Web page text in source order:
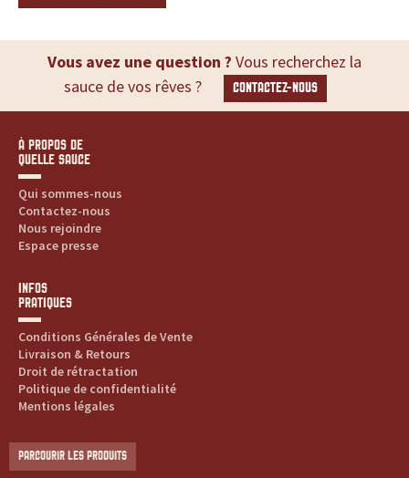
Vous avez une question ? Vous recherchez la
sauce de vos rêves ?
CONTACTEZ-NOUS
À PROPOS DE
QUELLE SAUCE
Qui sommes-nous
Contactez-nous
Nous rejoindre
Espace presse
INFOS
PRATIQUES
Conditions Générales de Vente
Livraison & Retours
Droit de rétractation
Politique de confidentialité
Mentions légales
PARCOURIR LES PRODUITS